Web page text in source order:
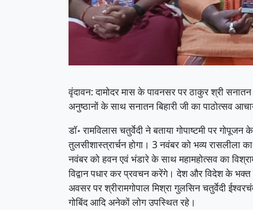
वृंदावन: दामोदर मास के पावनसर पर ठाकुर श्री सनातन
अनुष्ठानों के साथ सनातन बिहारी जी का पाठोत्सव
डॉ॰ रामविलास चतुर्वेदी ने बताया गोपाष्टमी पर
तुलसीशास्त्रार्चन होगा। 3 नवंबर को भव्य रासलीला
नवंबर को हवन एवं भंडारे के साथ महामहोत्सव का
विद्वान पधार कर प्रवचन करेंगे। देश और विदेश के भक्त
अवसर पर श्रीरामगोपाल मिश्रा गुलसिन चतुर्वेदी
गोबिंद आदि अनेकों लोग उपस्थित रहे।